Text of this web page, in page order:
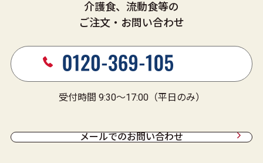
介護食、流動食等の
ご注文・お問い合わせ
受付時間 9:30～17:00（平日のみ）
メールでのお問い合わせ